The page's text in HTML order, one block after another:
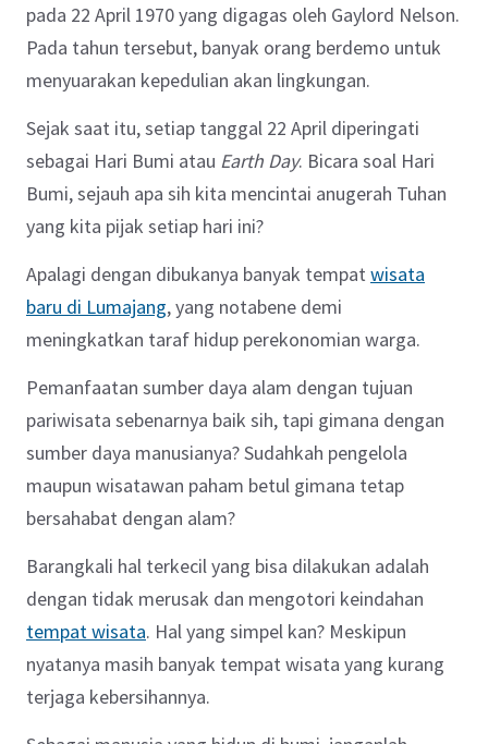
pada 22 April 1970 yang digagas oleh Gaylord Nelson.
Pada tahun tersebut, banyak orang berdemo untuk
menyuarakan kepedulian akan lingkungan.
Sejak saat itu, setiap tanggal 22 April diperingati
sebagai Hari Bumi atau Earth Day. Bicara soal Hari
Bumi, sejauh apa sih kita mencintai anugerah Tuhan
yang kita pijak setiap hari ini?
Apalagi dengan dibukanya banyak tempat wisata
baru di Lumajang, yang notabene demi
meningkatkan taraf hidup perekonomian warga.
Pemanfaatan sumber daya alam dengan tujuan
pariwisata sebenarnya baik sih, tapi gimana dengan
sumber daya manusianya? Sudahkah pengelola
maupun wisatawan paham betul gimana tetap
bersahabat dengan alam?
Barangkali hal terkecil yang bisa dilakukan adalah
dengan tidak merusak dan mengotori keindahan
tempat wisata. Hal yang simpel kan? Meskipun
nyatanya masih banyak tempat wisata yang kurang
terjaga kebersihannya.